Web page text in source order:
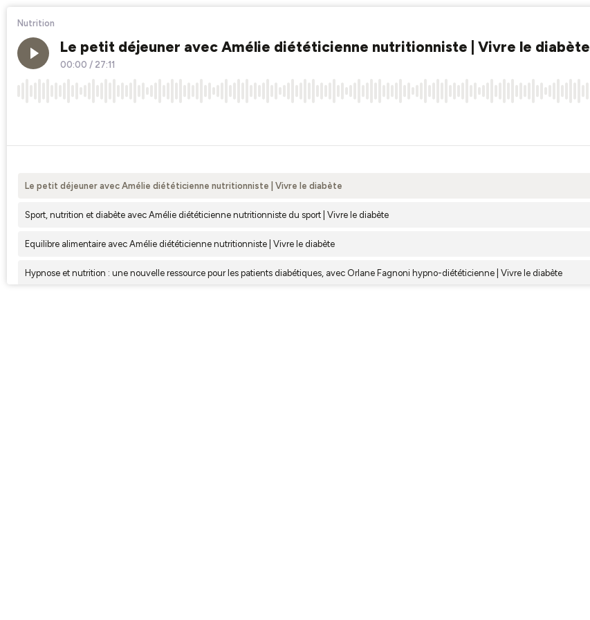
Nutrition
Le petit déjeuner avec Amélie diététicienne nutritionniste | Vivre le diabète
00:00 / 27:11
Le petit déjeuner avec Amélie diététicienne nutritionniste | Vivre le diabète
Sport, nutrition et diabète avec Amélie diététicienne nutritionniste du sport | Vivre le diabète
Equilibre alimentaire avec Amélie diététicienne nutritionniste | Vivre le diabète
Hypnose et nutrition : une nouvelle ressource pour les patients diabétiques, avec Orlane Fagnoni hypno-diététicienne | Vivre le diabète